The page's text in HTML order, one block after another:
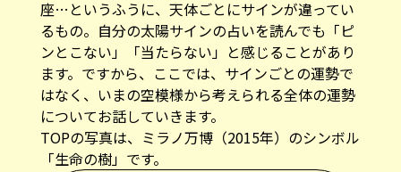
座…というふうに、天体ごとにサインが違ってい
るもの。自分の太陽サインの占いを読んでも「ピ
ンとこない」「当たらない」と感じることがあり
ます。ですから、ここでは、サインごとの運勢で
はなく、いまの空模様から考えられる全体の運勢
についてお話していきます。
TOPの写真は、ミラノ万博（2015年）のシンボル
「生命の樹」です。